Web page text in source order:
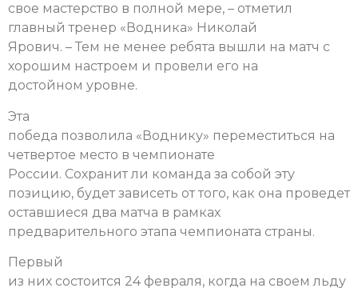
свое мастерство в полной мере, – отметил
главный тренер «Водника» Николай
Ярович. – Тем не менее ребята вышли на матч с
хорошим настроем и провели его на
достойном уровне.
Эта
победа позволила «Воднику» переместиться на
четвертое место в чемпионате
России. Сохранит ли команда за собой эту
позицию, будет зависеть от того, как она проведет
оставшиеся два матча в рамках
предварительного этапа чемпионата страны.
Первый
из них состоится 24 февраля, когда на своем льду